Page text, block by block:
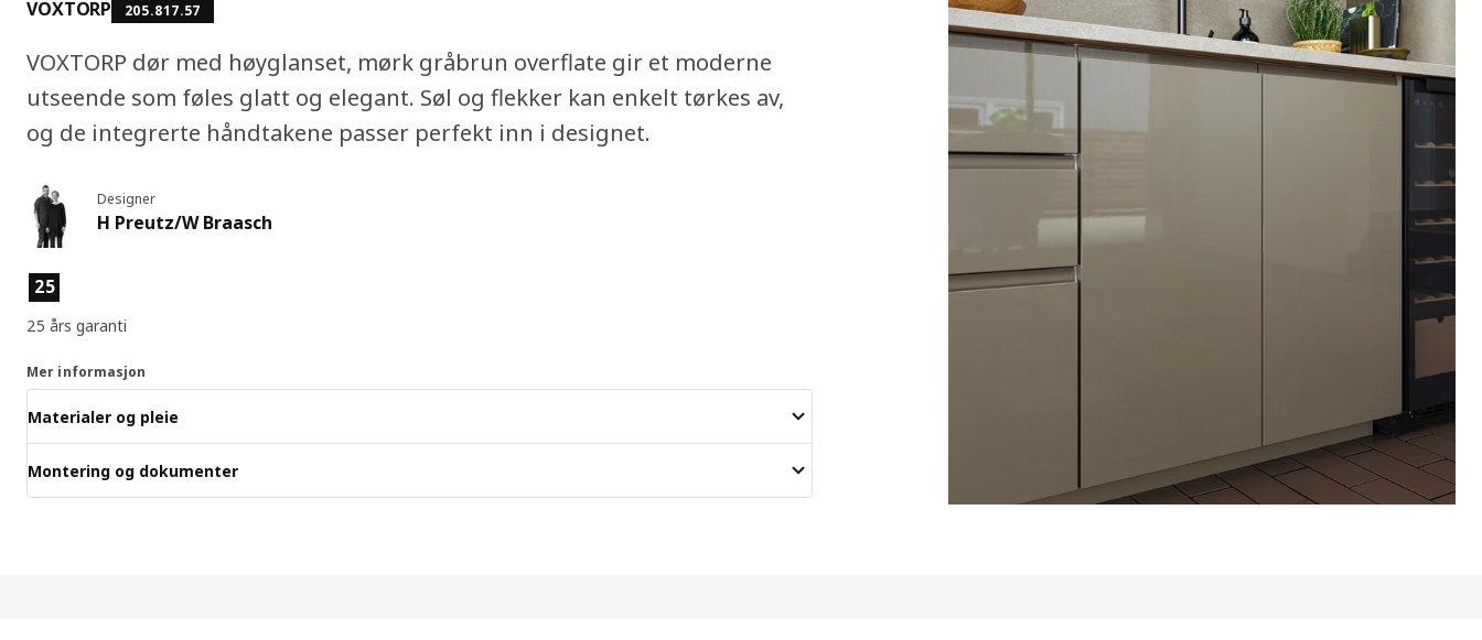
VOXTORP 205.817.57
VOXTORP dør med høyglanset, mørk gråbrun overflate gir et moderne
utseende som føles glatt og elegant. Søl og flekker kan enkelt tørkes av,
og de integrerte håndtakene passer perfekt inn i designet.
Designer
H Preutz/W Braasch
Produktfunksjoner
25
25 års garanti
Mer informasjon
Materialer og pleie
Montering og dokumenter